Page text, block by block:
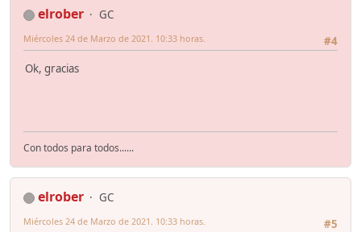
elrober
GC
#4
Miércoles 24 de Marzo de 2021. 10:33 horas.
Ok, gracias
Con todos para todos......
elrober
GC
#5
Miércoles 24 de Marzo de 2021. 10:33 horas.